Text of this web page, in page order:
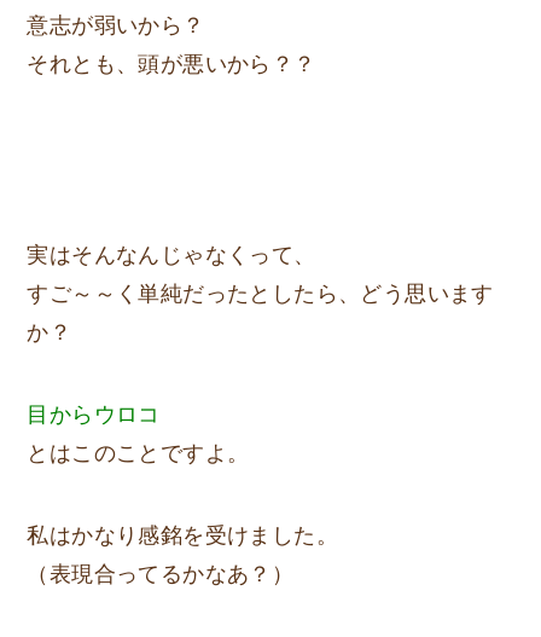
意志が弱いから？
それとも、頭が悪いから？？
実はそんなんじゃなくって、
すご～～く単純だったとしたら、どう思います
か？
目からウロコ
とはこのことですよ。
私はかなり感銘を受けました。
（表現合ってるかなあ？）